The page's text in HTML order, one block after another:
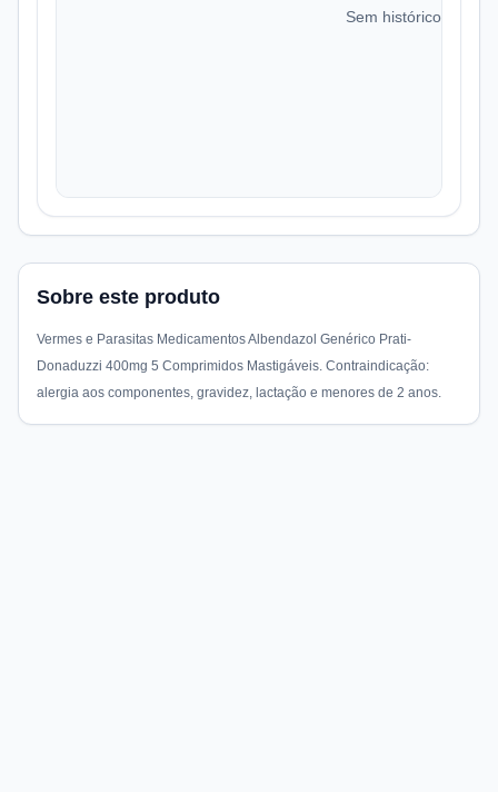
Sem histórico de
Sobre este produto
Vermes e Parasitas Medicamentos Albendazol Genérico Prati-
Donaduzzi 400mg 5 Comprimidos Mastigáveis. Contraindicação:
alergia aos componentes, gravidez, lactação e menores de 2 anos.